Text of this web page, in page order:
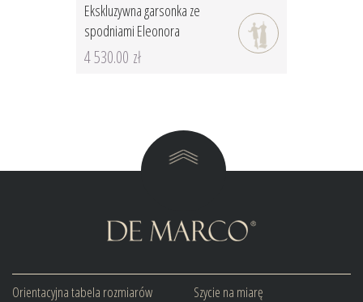
Ekskluzywna garsonka ze
spodniami Eleonora
4 530.00 zł
Orientacyjna tabela rozmiarów
Szycie na miarę